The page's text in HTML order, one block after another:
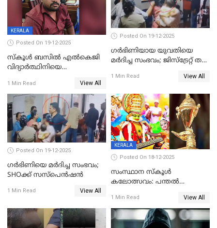
KERALA
Posted On 19-12-2025
സ്കൂൾ ബസിൽ എൽകെജി
വിദ്യാര്‍ത്ഥിനിയെ
ക്ലീനര്‍ പിടിയിൽ
1 Min Read View All
Posted On 19-12-2025
ഗര്‍ഭിണിയായ യുവതിയെ
മര്‍ദിച്ച സംഭവം; ജിസ്‌ട്രേറ്റ് തല
യുവതി
1 Min Read View All
Posted On 19-12-2025
ഗര്‍ഭിണിയെ മർദിച്ച സംഭവം;
SHOക്ക് സസ്പെൻഷൻ
1 Min Read View All
KERALA
Posted On 18-12-2025
സംസ്ഥാന സ്കൂൾ
കലോത്സവം: പന്തൽ
1 Min Read View All